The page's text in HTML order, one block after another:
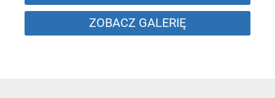
ZOBACZ GALERIĘ